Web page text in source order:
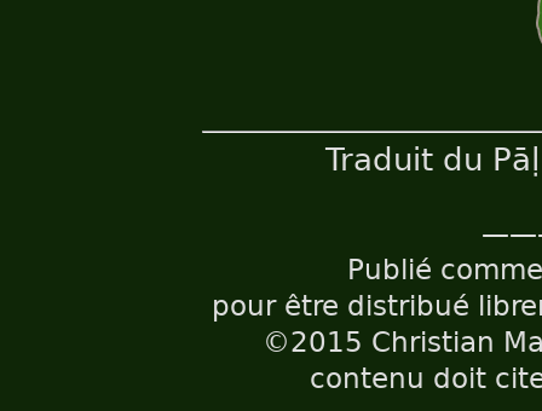
Traduit du
Publié
pour être distribué
©2015 Christian
contenu doit